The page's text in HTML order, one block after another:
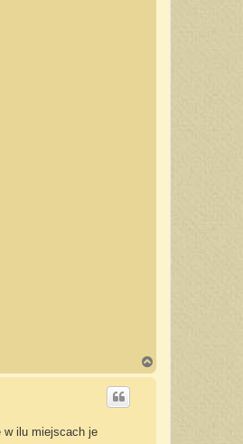
a
w ilu miejscach je